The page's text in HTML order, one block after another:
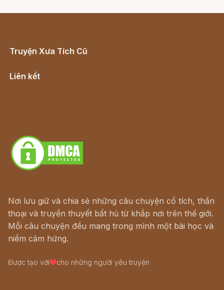
Truyện Xưa Tích Cũ
Liên kết
Nơi lưu giữ và chia sẻ những câu chuyện cổ tích, thần
thoại và truyền thuyết bất hủ từ khắp nơi trên thế giới.
Mỗi câu chuyện đều mang trong mình một bài học và
niềm cảm hứng.
Được tạo với cho những người yêu truyện